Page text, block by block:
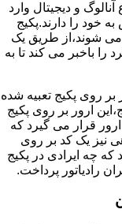
و دیجیتال وارد
خود را دارند.پکیج
می شوند،از طریق یک
باخبر می کند تا به
روی پکیج تعبیه شده
ارور بر روی پکیج
قرار می گیرد که
نیز یک کد بر روی
چه ایرادی در پکیج
رادیاتور پرداخت.